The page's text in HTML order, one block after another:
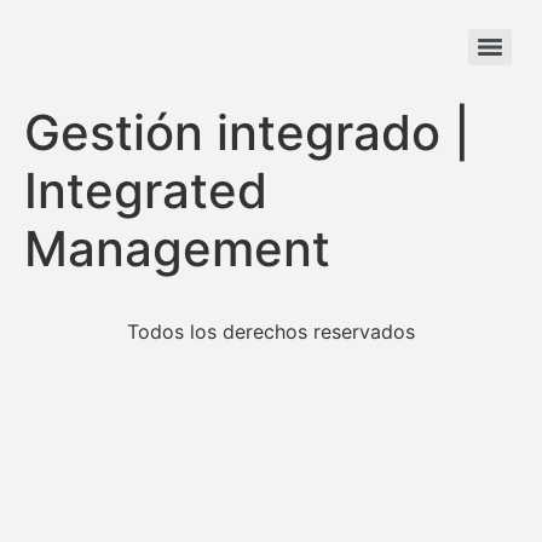
Gestión integrado |
Integrated
Management
Todos los derechos reservados